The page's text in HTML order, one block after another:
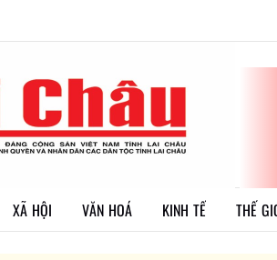
XÃ HỘI VĂN HOÁ KINH TẾ THẾ